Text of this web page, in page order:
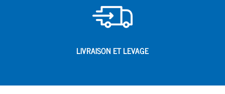
LIVRAISON ET LEVAGE